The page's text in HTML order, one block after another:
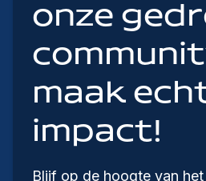
onze
maak
impact!
Blijf op de hoogte van